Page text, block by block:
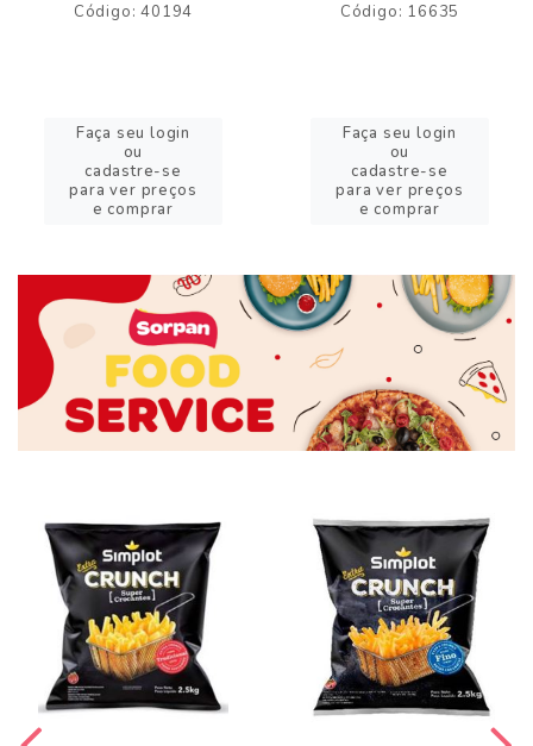
Código: 40194
Faça seu login
ou
cadastre-se
para ver preços
e comprar
Código: 16635
Faça seu login
ou
cadastre-se
para ver preços
e comprar